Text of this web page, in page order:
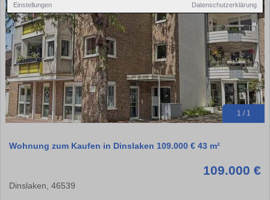
Einstellungen Datenschutzerklärung
1 / 1
Wohnung zum Kaufen in Dinslaken 109.000 € 43 m²
109.000 €
Dinslaken, 46539